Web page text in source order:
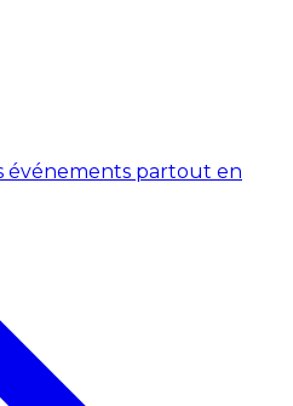
événements partout en